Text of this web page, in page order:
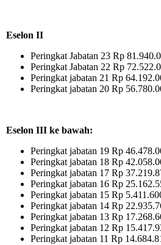
Eselon II
Peringkat Jabatan 23 Rp
Peringkat Jabatan 22 Rp
Peringkat jabatan 21 Rp
Peringkat jabatan 20 Rp
Eselon III ke bawah:
Peringkat jabatan 19 Rp
Peringkat jabatan 18 Rp
Peringkat jabatan 17 Rp
Peringkat jabatan 16 Rp
Peringkat jabatan 15 Rp
Peringkat jabatan 14 Rp
Peringkat jabatan 13 Rp
Peringkat jabatan 12 Rp
Peringkat jabatan 11 Rp